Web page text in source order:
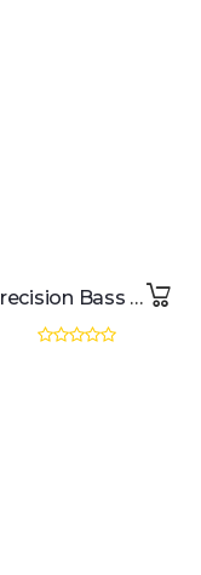
Fender American Professional II Precision Bass MN LH (Mystic Surf Green)